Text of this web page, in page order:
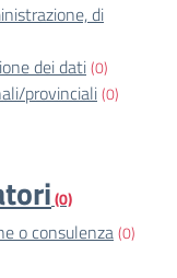
di
dei dati(0)
provinciali(0)
(0)
o consulenza(0)